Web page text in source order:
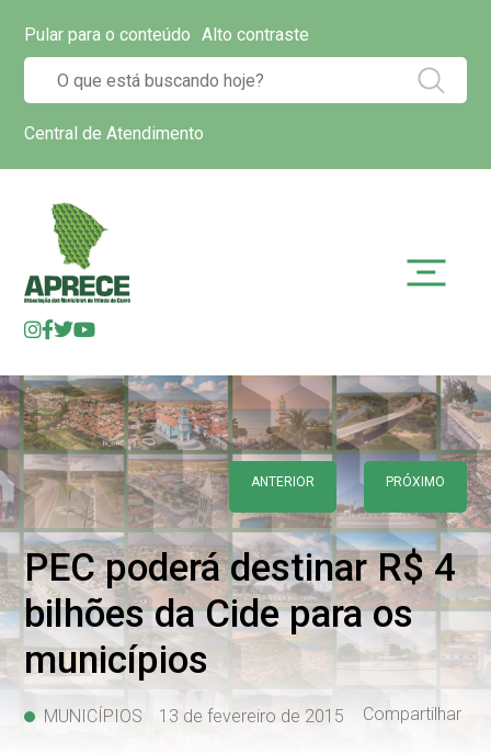
Pular para o conteúdo Alto contraste
Central de Atendimento
ANTERIOR PRÓXIMO
PEC poderá destinar R$ 4
bilhões da Cide para os
municípios
MUNICÍPIOS 13 de fevereiro de 2015 Compartilhar